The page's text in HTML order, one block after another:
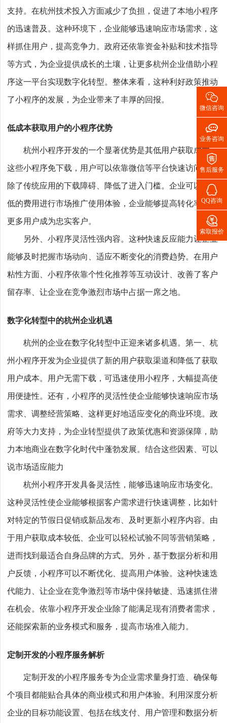
支持。在杭州技术投入方面减少了负担，促进了本地小程序
的迅速普及。这种环境下，企业能够迅速响应市场需求，这
样抓住用户，提高竞争力。政府还依靠资金补贴和技术指导
等方式，为企业提供成长的土壤，让更多杭州企业借助小程
序这一平台实现数字化转型。整体来看，这种利好政策推动
了小程序的发展，为企业带来了丰厚的回报。
低成本获取用户的小程序优势
杭州小程序开发的一个显著优势是其低用户获取成本。
这些小程序免下载，用户可以依靠微信等平台快速访问，消
除了传统应用的下载障碍、降低了进入门槛。企业可以以较
低的费用进行市场推广使用体验，企业能够提高转化率，让
更多用户成为忠实客户。
另外、小程序灵活性强内容。这种快速反应能力让企业
能够及时把握市场动向、适应不断变化的消费趋势。在用户
粘性方面、小程序依靠个性化推荐等互动设计、改善了客户
留存率、让企业在竞争激烈市场中占据一席之地。
数字化转型中的杭州企业机遇
杭州的企业在数字化转型中正迎来诸多机遇。第一、杭
州小程序开发为企业提供了新的用户获取渠道和降低了获取
用户成本。用户无需下载，可迅速使用小程序，大幅提高使
用便捷性。还有，小程序的灵活性使企业能够快速响应市场
需求、调整经营策略、这样更好地适应变化的商业环境。政
府等大力支持，为企业转型提供了政策优惠和资源保障，助
力本地商业在数字化时代中蓬勃发展。结合这些因素、可以
说市场适应能力
杭州小程序开发具备灵活性，能够迅速响应市场变化。
这种灵活性使企业能够根据客户需求进行快速调整，比如针
对特定的节假日促销或新品发布、及时更新小程序内容。由
于用户获取成本较低、企业可以轻松试验不同等营销策略，
进而找到最适合自身品牌的方式。另外，基于数据分析和用
户反馈，小程序可以不断优化、提高用户体验。这种快速迭
代能力、让企业在竞争激烈等市场中保持敏捷、迅速抓住潜
在机会。依靠小程序开发企业除了能满足现有消费者需求，
还能探索新的业务模式和服务，提高市场准入能力。
定制开发的小程序服务解析
定制开发的小程序服务专为企业需求量身打造、确保每
个项目都能贴合具体的商业模式和用户体验。利用深度分析
企业的目标功能设置、包括在线支付、用户管理和数据分析

微信咨询

业务咨询

售后服务

QQ咨询

索取报价